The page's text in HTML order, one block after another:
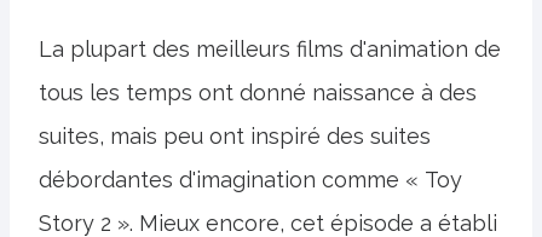
La plupart des meilleurs films d'animation de
tous les temps ont donné naissance à des
suites, mais peu ont inspiré des suites
débordantes d'imagination comme « Toy
Story 2 ». Mieux encore, cet épisode a établi